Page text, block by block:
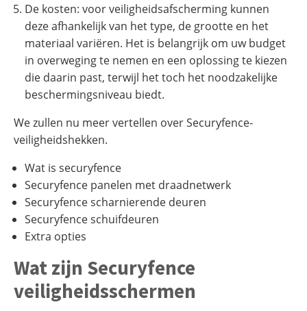
De kosten: voor veiligheidsafscherming kunnen
deze afhankelijk van het type, de grootte en het
materiaal variëren. Het is belangrijk om uw budget
in overweging te nemen en een oplossing te kiezen
die daarin past, terwijl het toch het noodzakelijke
beschermingsniveau biedt.
We zullen nu meer vertellen over Securyfence-
veiligheidshekken.
Wat is securyfence
Securyfence panelen met draadnetwerk
Securyfence scharnierende deuren
Securyfence schuifdeuren
Extra opties
Wat zijn Securyfence
veiligheidsschermen